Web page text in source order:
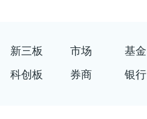
新三板 市场 基金
科创板 券商 银行